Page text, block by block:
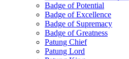
Badge of Potential
Badge of Excellence
Badge of Supremacy
Badge of Greatness
Patung Chief
Patung Lord